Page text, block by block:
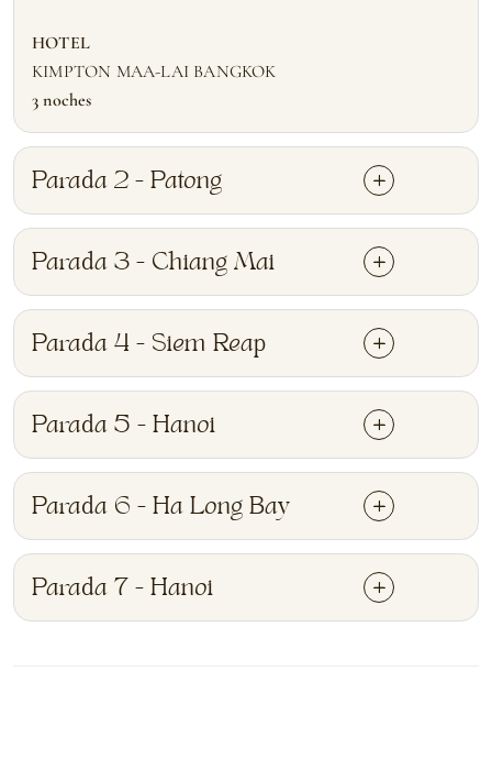
HOTEL
KIMPTON MAA-LAI BANGKOK
3 noches
Parada 2 - Patong
Parada 3 - Chiang Mai
Parada 4 - Siem Reap
Parada 5 - Hanoi
Parada 6 - Ha Long Bay
Parada 7 - Hanoi